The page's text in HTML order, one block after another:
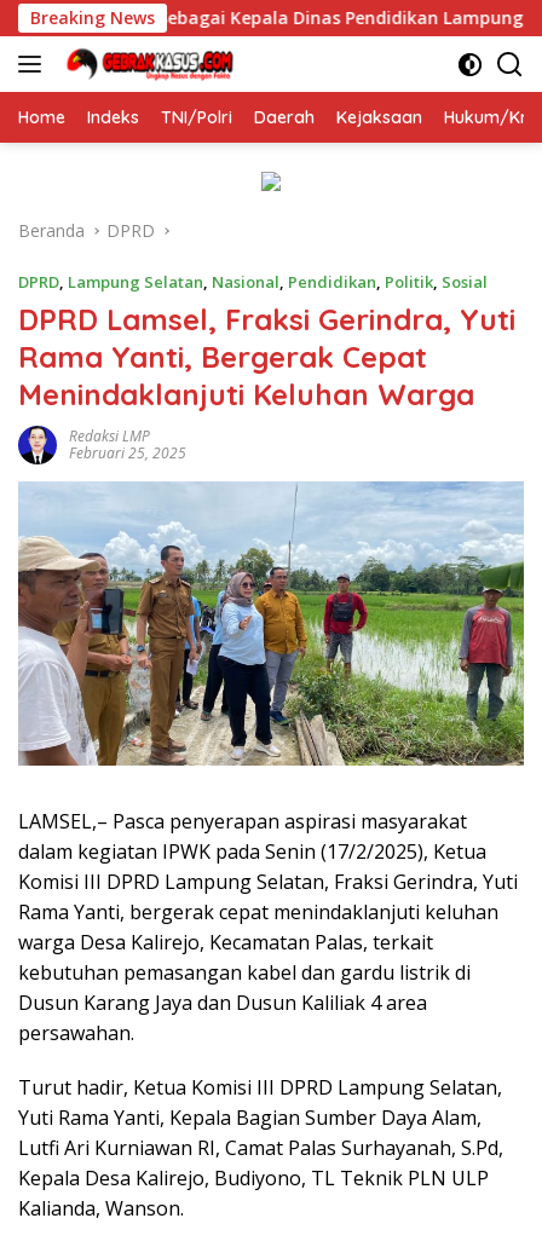
Langsung
ke
konten
Breaking News
Dilantik Sebagai Kepala Dinas Pendidikan Lampung Selatan
Home Indeks TNI/Polri Daerah Kejaksaan Hukum/
Beranda DPRD
DPRD, Lampung Selatan, Nasional, Pendidikan, Politik, Sosial
DPRD Lamsel, Fraksi Gerindra, Yuti
Rama Yanti, Bergerak Cepat
Menindaklanjuti Keluhan Warga
Redaksi LMP
Februari 25, 2025
LAMSEL,– Pasca penyerapan aspirasi masyarakat
dalam kegiatan IPWK pada Senin (17/2/2025), Ketua
Komisi III DPRD Lampung Selatan, Fraksi Gerindra, Yuti
Rama Yanti, bergerak cepat menindaklanjuti keluhan
warga Desa Kalirejo, Kecamatan Palas, terkait
kebutuhan pemasangan kabel dan gardu listrik di
Dusun Karang Jaya dan Dusun Kaliliak 4 area
persawahan.
Turut hadir, Ketua Komisi III DPRD Lampung Selatan,
Yuti Rama Yanti, Kepala Bagian Sumber Daya Alam,
Lutfi Ari Kurniawan RI, Camat Palas Surhayanah, S.Pd,
Kepala Desa Kalirejo, Budiyono, TL Teknik PLN ULP
Kalianda, Wanson.